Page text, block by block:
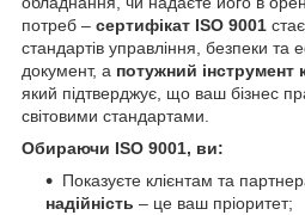
потреб – сертифікат ISO 9001
стандартів управління, безпеки та
документ, а потужний інструмент
який підтверджує, що ваш бізнес
світовими стандартами.
Обираючи ISO 9001, ви:
Показуєте клієнтам та
надійність – це ваш пріоритет;